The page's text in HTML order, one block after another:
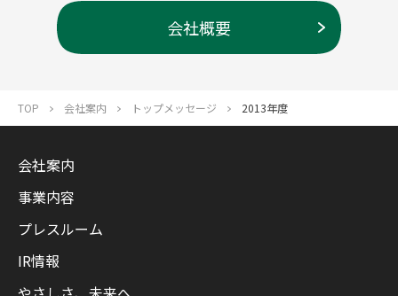
会社概要
TOP 会社案内 トップメッセージ 2013年度
会社案内
事業内容
プレスルーム
IR情報